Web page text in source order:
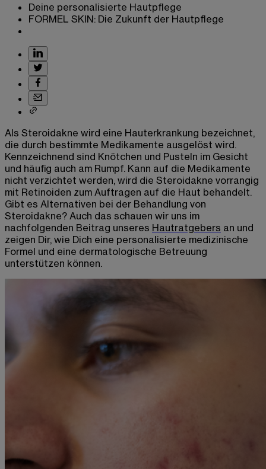
Deine personalisierte Hautpflege
FORMEL SKIN: Die Zukunft der Hautpflege
Als Steroidakne wird eine Hauterkrankung bezeichnet,
die durch bestimmte Medikamente ausgelöst wird.
Kennzeichnend sind Knötchen und Pusteln im Gesicht
und häufig auch am Rumpf. Kann auf die Medikamente
nicht verzichtet werden, wird die Steroidakne vorrangig
mit Retinoiden zum Auftragen auf die Haut behandelt.
Gibt es Alternativen bei der Behandlung von
Steroidakne? Auch das schauen wir uns im
nachfolgenden Beitrag unseres Hautratgebers an und
zeigen Dir, wie Dich eine personalisierte medizinische
Formel und eine dermatologische Betreuung
unterstützen können.